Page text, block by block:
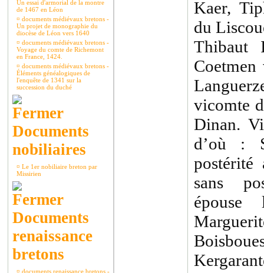
Un essai d'armorial de la montre
de 1467 en Léon
¤ documents médiévaux bretons -
Un projet de monographie du
diocèse de Léon vers 1640
¤ documents médiévaux bretons -
Voyage du comte de Richemont
en France, 1424.
¤ documents médiévaux bretons -
Éléments généalogiques de
l'enquête de 1341 sur la
succession du duché
Documents
nobiliaires
¤ Le 1er nobiliaire breton par
Missirien
Documents
renaissance
bretons
¤ documents renaissance bretons -
Kaer,
du
Thibaut
Coetmen
vicomte
Dinan.
d’où :
sans